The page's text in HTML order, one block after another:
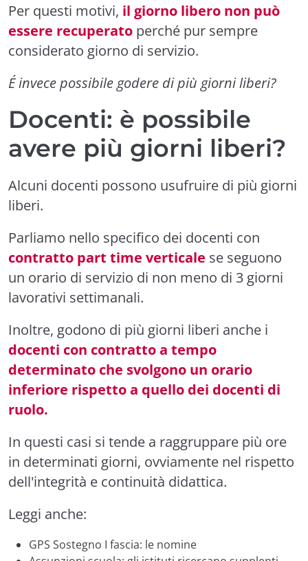
Per questi motivi, il giorno libero non può
essere recuperato perché pur sempre
considerato giorno di servizio.
É invece possibile godere di più giorni liberi?
Docenti: è possibile
avere più giorni liberi?
Alcuni docenti possono usufruire di più giorni
liberi.
Parliamo nello specifico dei docenti con
contratto part time verticale se seguono
un orario di servizio di non meno di 3 giorni
lavorativi settimanali.
Inoltre, godono di più giorni liberi anche i
docenti con contratto a tempo
determinato che svolgono un orario
inferiore rispetto a quello dei docenti di
ruolo.
In questi casi si tende a raggruppare più ore
in determinati giorni, ovviamente nel rispetto
dell'integrità e continuità didattica.
Leggi anche:
GPS Sostegno I fascia: le nomine